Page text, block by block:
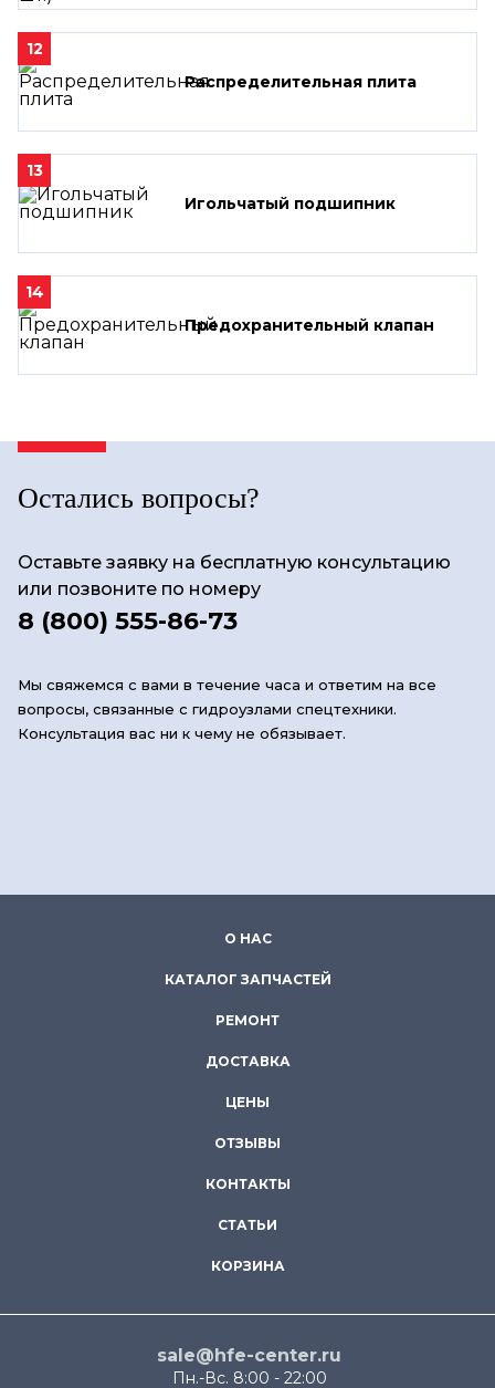
12
Распределительная плита
13
Игольчатый подшипник
14
Предохранительный клапан
Остались вопросы?
Оставьте заявку на бесплатную консультацию
или позвоните по номеру
8 (800) 555-86-73
Мы свяжемся с вами в течение часа и ответим на все
вопросы, связанные с гидроузлами спецтехники.
Консультация вас ни к чему не обязывает.
О НАС
КАТАЛОГ ЗАПЧАСТЕЙ
РЕМОНТ
ДОСТАВКА
ЦЕНЫ
ОТЗЫВЫ
КОНТАКТЫ
СТАТЬИ
КОРЗИНА
sale@hfe-center.ru
Пн.-Вс. 8:00 - 22:00